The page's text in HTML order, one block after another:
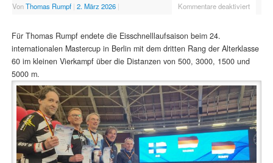
VonThomas Rumpf | 2. März 2026 | Kommentare deaktiviert
Für Thomas Rumpf endete die Eisschnelllaufsaison beim 24.
internationalen Mastercup in Berlin mit dem dritten Rang der Alterklasse
60 im kleinen Vierkampf über die Distanzen von 500, 3000, 1500 und
5000 m.